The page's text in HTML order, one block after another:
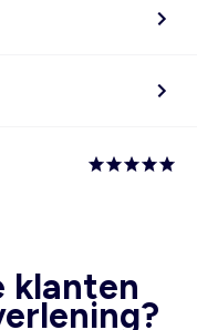
klanten